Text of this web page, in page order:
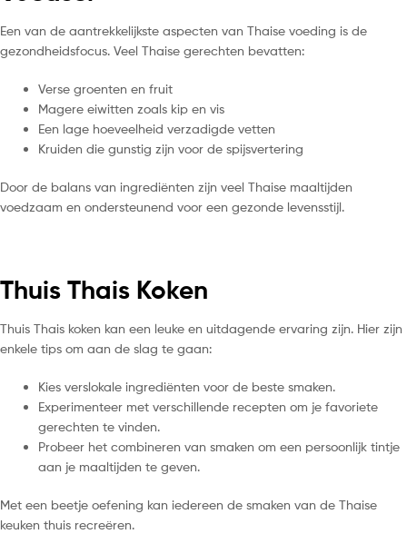
Een van de aantrekkelijkste aspecten van Thaise voeding is de
gezondheidsfocus. Veel Thaise gerechten bevatten:
Verse groenten en fruit
Magere eiwitten zoals kip en vis
Een lage hoeveelheid verzadigde vetten
Kruiden die gunstig zijn voor de spijsvertering
Door de balans van ingrediënten zijn veel Thaise maaltijden
voedzaam en ondersteunend voor een gezonde levensstijl.
Thuis Thais Koken
Thuis Thais koken kan een leuke en uitdagende ervaring zijn. Hier zijn
enkele tips om aan de slag te gaan:
Kies verslokale ingrediënten voor de beste smaken.
Experimenteer met verschillende recepten om je favoriete
gerechten te vinden.
Probeer het combineren van smaken om een persoonlijk tintje
aan je maaltijden te geven.
Met een beetje oefening kan iedereen de smaken van de Thaise
keuken thuis recreëren.